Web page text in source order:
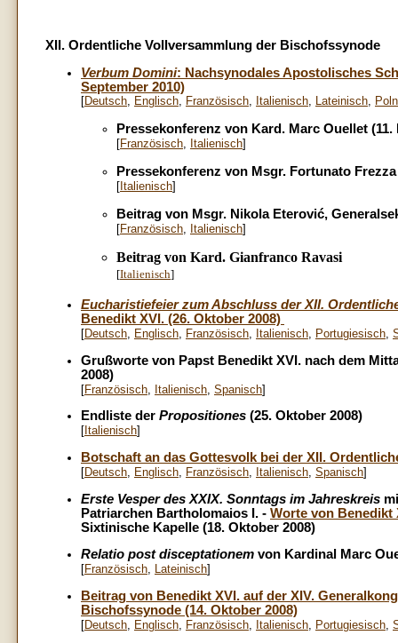
XII. Ordentliche Vollversammlung der Bischofssynode
Verbum Domini: Nachsynodales Apostolisches
September 2010)
[Deutsch Englisch Französisch Italienisch Lateinisch
Pressekonferenz von Kard . Marc Ouellet (11.
[Französisch Italienisch]
Pressekonferenz von Msgr. Fortunato Frezza
[ Italienisch]
Beitrag von Msgr. Nikola Eterović,
[Französisch Italienisch]
Beitrag von Kard. Gianfranco Ravasi
[Italienisch]
Eucharistiefeier zum Abschluss der XII.
Benedikt XVI. (26. Oktober 2008)
[Deutsch Englisch Französisch Italienisch Portugiesisch
Grußworte von Papst Benedikt XVI. nach dem
2008)
[Französisch Italienisch Spanisch]
Endliste der Propositiones (25. Oktober 2008)
[ Italienisch]
Botschaft an das Gottesvolk bei der XII.
[Deutsch Englisch Französisch Italienisch Spanisch]
Erste Vesper des XXIX. Sonntags im Jahreskreis
Patriarchen Bartholomaios I. - Worte von Benedikt
Sixtinische Kapelle (18. Oktober 2008)
Relatio post disceptationem von Kardinal Marc
[Französisch, Lateinisch]
Beitrag von Benedikt XVI. auf der XIV.
Bischofssynode (14. Oktober 2008)
[Deutsch Englisch Französisch Italienisch Portugiesisch